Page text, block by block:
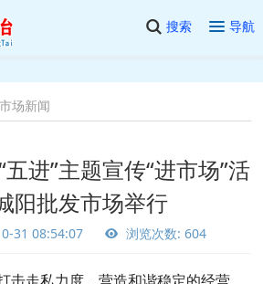
搜索 导航
市场新闻
进”主题宣传“进市场”活
阳批发市场举行
31 08:54:07 浏览次数: 604
击走私力度，营造和谐稳定的经营